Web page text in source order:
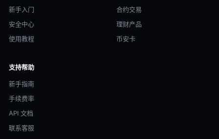
新手入门
安全中心
使用教程
合约交易
理财产品
币安卡
支持帮助
新手指南
手续费率
API 文档
联系客服